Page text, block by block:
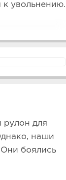
к увольнению.
рулон для
наши
боялись